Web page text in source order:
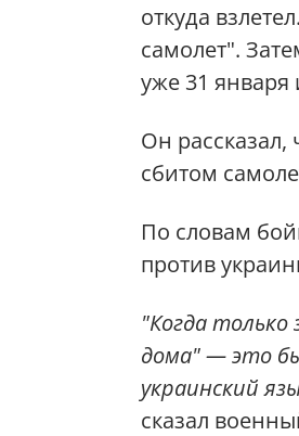
откуда
самолет".
уже 31
Он рассказал,
сбитом
По словам
против
"Когда
дома" — это
украинский
сказал